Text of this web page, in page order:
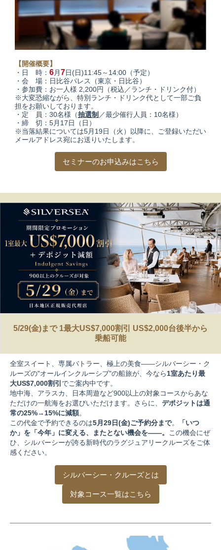
【開催概要】
・日 時： 6月7日(日)11:45～14:00（予定）
・会 場：日比谷パレス（東京・日比谷）
・参加費：お一人様 2,200円（税込／ランチ・ドリンク付）
※大変恐縮ながら、特別ランチ・ドリンク代として一部ご負
担をお願いしております。
・定 員：30名様（抽選制 ／最少催行人員：10名様）
・締 切：5月17日（日）
※当落結果については5月19日（火）以降に、ご登録いただい
メールアドレス宛にお送りいたします。
セミナーのお申込みはこちら
5/29(金)まで 1最大US$7,000割引 US$2,000台後半から
乗船可能
全室スイート、専属バトラー、極上の美食——シルバーシー・ク
ルーズの"オールインクルーシブ"の船旅が、今なら1室あたり最
大US$7,000割引 でご案内中です。
地中海、アラスカ、日本周遊など900以上の対象コースからあな
ただけの一航海をお選びいただけます。さらに、 デポジットは通
常の25%→15%に減額。
この代金で予約できるのは5月29日(金)ご予約分まで。
「いつ
か」を「今年」に変える、またとない機会を——。
この機会にぜ
ひ、シルバーシーが誇る新時代のラグジュアリークルーズをご体
感ください。
シルバーシー・クルーズとは
対象コース一覧はこちら